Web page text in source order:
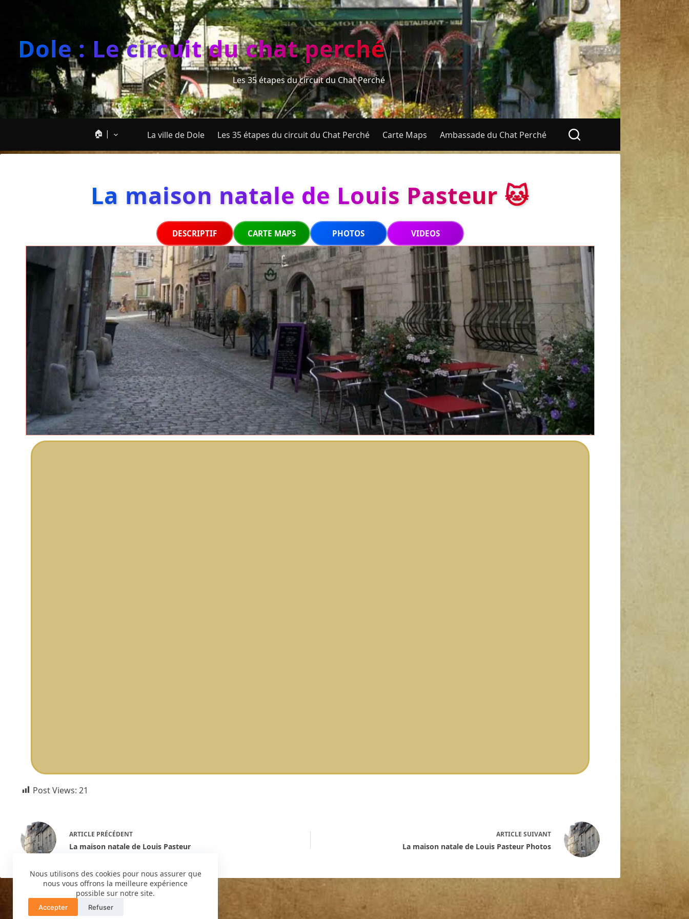
Nous utilisons des cookies pour nous assurer que
nous vous offrons la meilleure expérience
possible sur notre site.
Accepter Refuser
Dole : Le circuit du chat perché
Les 35 étapes du circuit du Chat Perché
🏠 | La ville de Dole Les 35 étapes du circuit du Chat Perché Carte Maps Ambassade du Chat Perché
La maison natale de Louis Pasteur 🐱
DESCRIPTIF CARTE MAPS PHOTOS VIDEOS
Post Views: 21
ARTICLE PRÉCÉDENT
La maison natale de Louis Pasteur
ARTICLE SUIVANT
La maison natale de Louis Pasteur Photos